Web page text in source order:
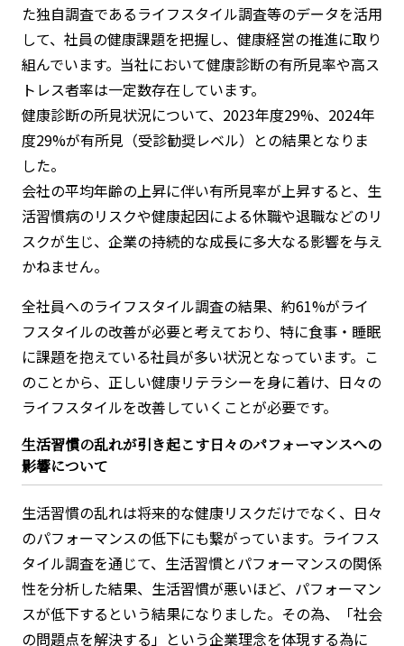
た独自調査であるライフスタイル調査等のデータを活用
して、社員の健康課題を把握し、健康経営の推進に取り
組んでいます。当社において健康診断の有所見率や高ス
トレス者率は一定数存在しています。​
健康診断の所見状況について、2023年度29%、2024年
度29%が有所見（受診勧奨レベル）との結果となりま
した。​
会社の平均年齢の上昇に伴い有所見率が上昇すると、生
活習慣病のリスクや健康起因による休職や退職などのリ
スクが生じ、企業の持続的な成長に多大なる影響を与え
かねません。​
​全社員へのライフスタイル調査の結果、約61%がライ
フスタイルの改善が必要と考えており、特に食事・睡眠
に課題を抱えている社員が多い状況となっています。こ
のことから、正しい健康リテラシーを身に着け、日々の
ライフスタイルを改善していくことが必要です。
生活習慣の乱れが引き起こす日々のパフォーマンスへの
影響について
生活習慣の乱れは将来的な健康リスクだけでなく、日々
のパフォーマンスの低下にも繋がっています。ライフス
タイル調査を通じて、生活習慣とパフォーマンスの関係
性を分析した結果、生活習慣が悪いほど、パフォーマン
スが低下するという結果になりました。その為、「社会
の問題点を解決する」という企業理念を体現する為に